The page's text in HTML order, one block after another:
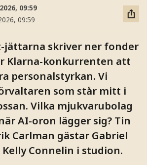
09:59
09:59
jättarna skriver ner fonder
Klarna-konkurrenten att
personalstyrkan. Vi
som står mitt i
Vilka mjukvarubolag
AI-oron lägger sig? Tin
Carlman gästar Gabriel
Connelin i studion.